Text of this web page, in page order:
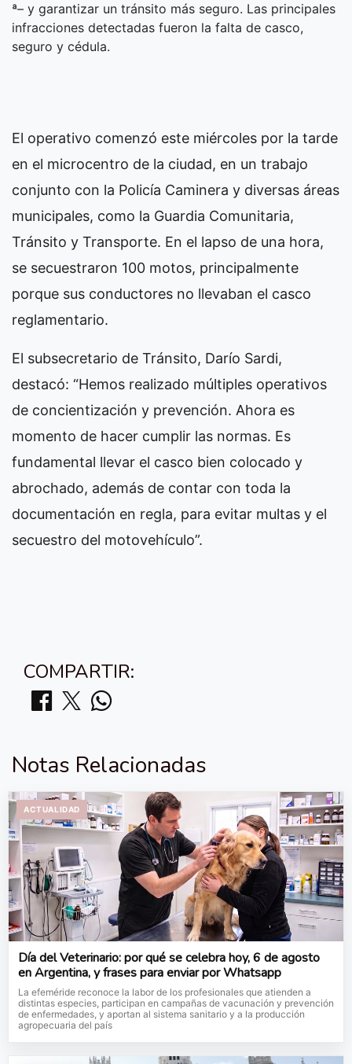
ª– y garantizar un tránsito más seguro. Las principales
infracciones detectadas fueron la falta de casco,
seguro y cédula.
El operativo comenzó este miércoles por la tarde
en el microcentro de la ciudad, en un trabajo
conjunto con la Policía Caminera y diversas áreas
municipales, como la Guardia Comunitaria,
Tránsito y Transporte. En el lapso de una hora,
se secuestraron 100 motos, principalmente
porque sus conductores no llevaban el casco
reglamentario.
El subsecretario de Tránsito, Darío Sardi,
destacó: “Hemos realizado múltiples operativos
de concientización y prevención. Ahora es
momento de hacer cumplir las normas. Es
fundamental llevar el casco bien colocado y
abrochado, además de contar con toda la
documentación en regla, para evitar multas y el
secuestro del motovehículo”.
COMPARTIR:
Notas Relacionadas
ACTUALIDAD
Día del Veterinario: por qué se celebra hoy, 6 de agosto
en Argentina, y frases para enviar por Whatsapp
La efeméride reconoce la labor de los profesionales que atienden a
distintas especies, participan en campañas de vacunación y prevención
de enfermedades, y aportan al sistema sanitario y a la producción
agropecuaria del país